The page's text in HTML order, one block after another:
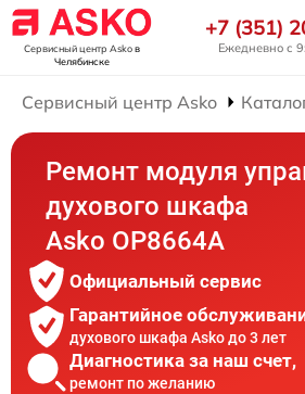
Сервисный центр Askoв
Челябинске
+7 (351)
Ежедневно с
Сервисный центр Asko
Ремонт модуля
духового шкафа
Asko OP8664A
Официальный сервис
Гарантийное
духового шкафа Asko до 3 лет
Диагностика за наш счет,
ремонт по желанию